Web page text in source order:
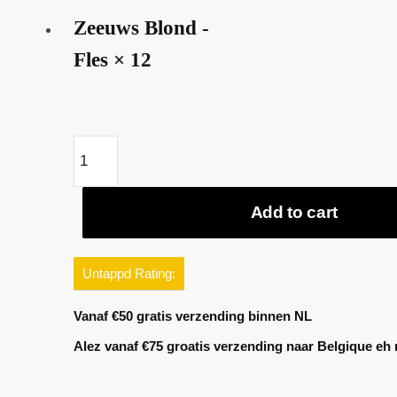
€35.88.€32.29.
Zeeuws Blond -
Fles × 12
Blond
-
Flessen
quantity
Add to cart
Untappd Rating:
Vanaf €50 gratis verzending binnen NL
Alez vanaf €75 groatis verzending naar Belgique eh